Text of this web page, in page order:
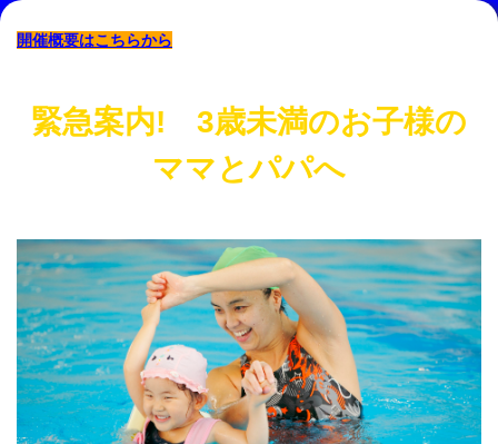
開催概要はこちらから
緊急案内! 3歳未満のお子様の
ママとパパへ